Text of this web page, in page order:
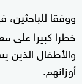
ووفقا
خطرا كبيرا على
والأطفال الذين
أوزانهم.